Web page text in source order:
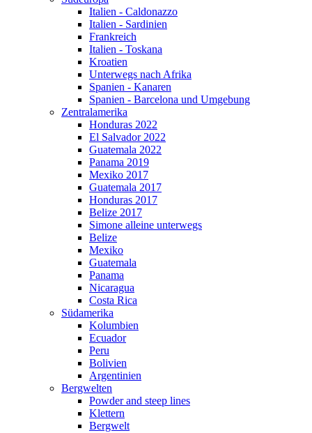
Italien - Caldonazzo
Italien - Sardinien
Frankreich
Italien - Toskana
Kroatien
Unterwegs nach Afrika
Spanien - Kanaren
Spanien - Barcelona und Umgebung
Zentralamerika
Honduras 2022
El Salvador 2022
Guatemala 2022
Panama 2019
Mexiko 2017
Guatemala 2017
Honduras 2017
Belize 2017
Simone alleine unterwegs
Belize
Mexiko
Guatemala
Panama
Nicaragua
Costa Rica
Südamerika
Kolumbien
Ecuador
Peru
Bolivien
Argentinien
Bergwelten
Powder and steep lines
Klettern
Bergwelt